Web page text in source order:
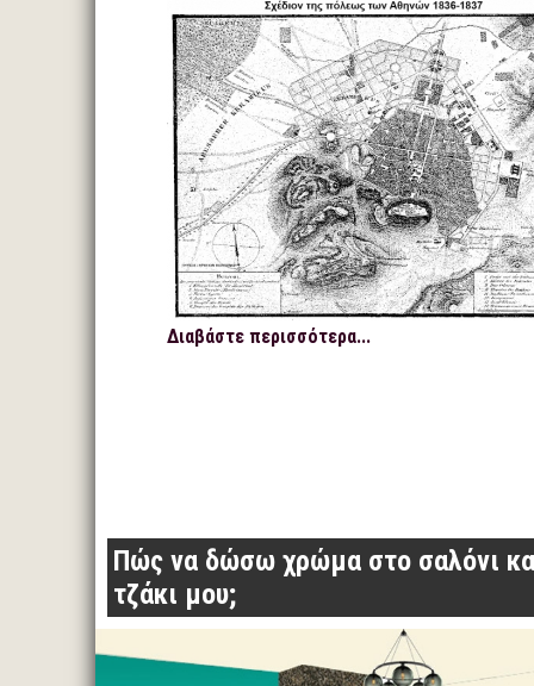
Διαβάστε περισσότερα...
Πώς να δώσω χρώμα στο σαλόνι
τζάκι μου;